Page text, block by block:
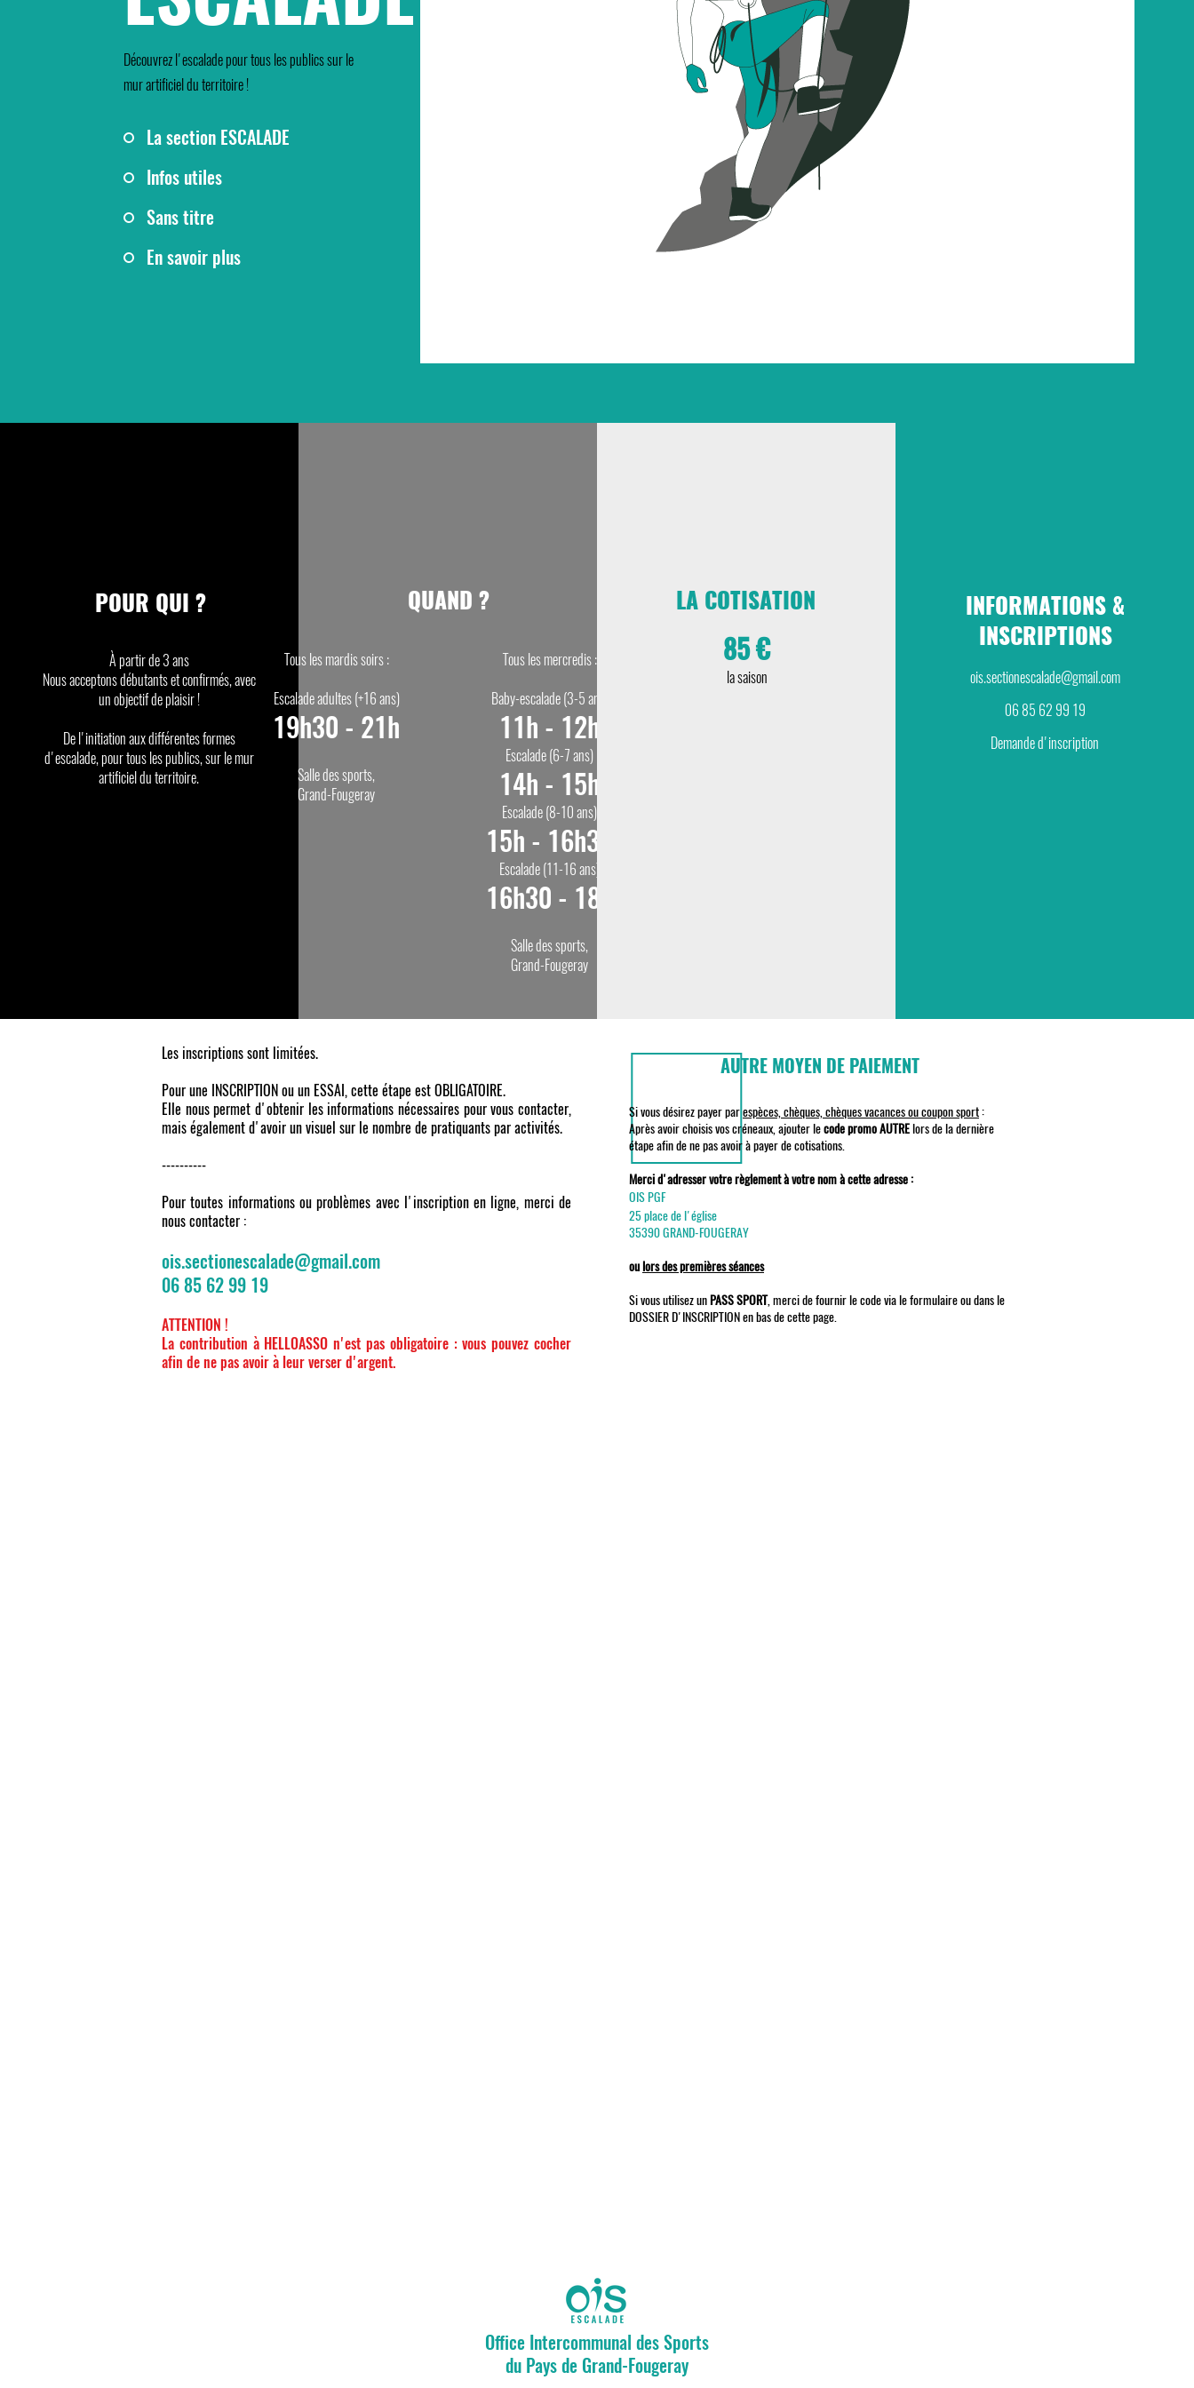
Découvrez l'escalade pour tous les publics sur le
mur artificiel du territoire !
La section ESCALADE
Infos utiles
Sans titre
En savoir plus
POUR QUI ?
À partir de 3 ans
Nous acceptons débutants et confirmés, avec
un objectif de plaisir !
De l'initiation aux différentes formes
d'escalade, pour tous les publics, sur le mur
artificiel du territoire.
QUAND ?
Tous les mardis soirs :
Escalade adultes (+16 ans)
19h30 - 21h
Salle des sports,
Grand-Fougeray
Tous les mercredis :
Baby-escalade (3-5 ans)
11h - 12h
Escalade (6-7 ans)
14h - 15h
Escalade (8-10 ans)
15h - 16h30
Escalade (11-16 ans)
16h30 - 18h
Salle des sports,
Grand-Fougeray
LA COTISATION
85 €
la saison
INFORMATIONS &
INSCRIPTIONS
ois.sectionescalade@gmail.com
06 85 62 99 19
Demande d'inscription
Les inscriptions sont limitées.
Pour une INSCRIPTION ou un ESSAI, cette étape est OBLIGATOIRE.
Elle nous permet d'obtenir les informations nécessaires pour vous contacter,
mais également d'avoir un visuel sur le nombre de pratiquants par activités.
----------
Pour toutes informations ou problèmes avec l'inscription en ligne, merci de
nous contacter :
ois.sectionescalade@gmail.com
06 85 62 99 19
ATTENTION !
La contribution à HELLOASSO n'est pas obligatoire : vous pouvez cocher
afin de ne pas avoir à leur verser d'argent.
AUTRE MOYEN DE PAIEMENT
Si vous désirez payer parespèces, chèques, chèques vacances ou coupon sport:
Après avoir choisis vos créneaux, ajouter lecode promo AUTRElors de la dernière
étape afin de ne pas avoir à payer de cotisations.
Merci d'adresser votre règlement à votre nom à cette adresse :
OIS PGF
25 place de l'église
35390 GRAND-FOUGERAY
oulors des premières séances
Si vous utilisez unPASS SPORT, merci de fournir le code via le formulaire ou dans le
DOSSIER D'INSCRIPTION en bas de cette page.
Office Intercommunal des Sports
du Pays de Grand-Fougeray